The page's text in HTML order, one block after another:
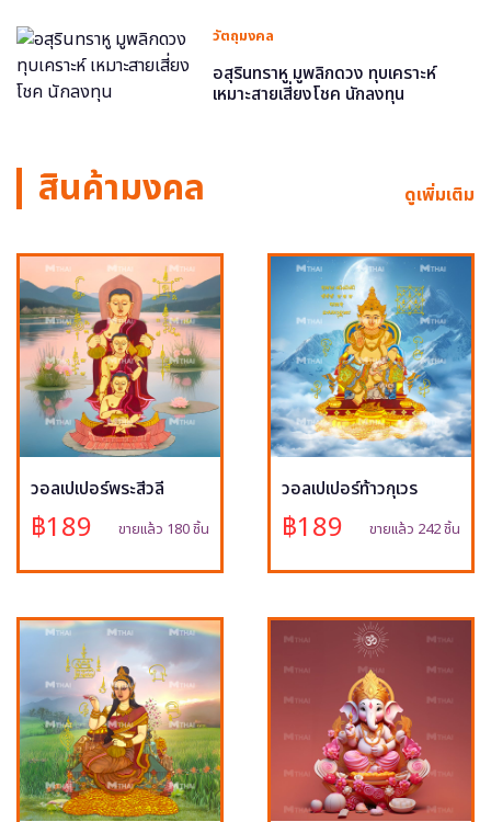
วัตถุมงคล
อสุรินทราหู มูพลิกดวง ทุบเคราะห์
เหมาะสายเสี่ยงโชค นักลงทุน
สินค้ามงคล ดูเพิ่มเติม
วอลเปเปอร์พระสีวลี
฿189 ขายแล้ว 180 ชิ้น
วอลเปเปอร์ท้าวกุเวร
฿189 ขายแล้ว 242 ชิ้น